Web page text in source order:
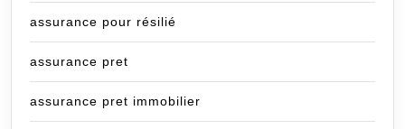
assurance pour résilié
assurance pret
assurance pret immobilier